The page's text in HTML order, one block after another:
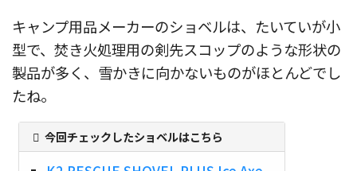
キャンプ用品メーカーのショベルは、たいていが小
型で、焚き火処理用の剣先スコップのような形状の
製品が多く、雪かきに向かないものがほとんどでし
たね。
今回チェックしたショベルはこちら